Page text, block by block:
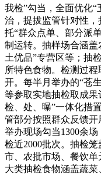
我检”勾当，全面优化
治，提拔监管针对性
托“群众点单、部分派
制运转。抽样场合涵
土优品”专营区等；抽
所特色食物。检测过
开。每半月举办的“苍
等参取实地抽检取成果
检、处、曝”一体化措
管部分按照群众反馈开
举办现场勾当1300余
检近2000批次。抽检
市、农批市场、餐饮
大类抽检食物涵盖蔬